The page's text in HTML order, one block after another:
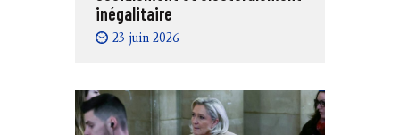
inégalitaire
23 juin 2026